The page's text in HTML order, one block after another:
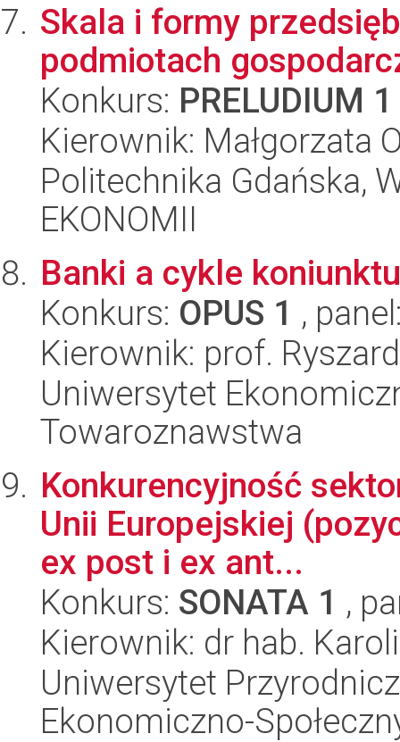
Skala i formy
podmiotach
Konkurs: PRELUDIUM 1
Kierownik: Małgorzata
Politechnika Gdańska,
EKONOMII
Banki a cykle
Konkurs: OPUS 1 ,
Kierownik: prof.
Uniwersytet
Towaroznawstwa
Konkurencyjność
Unii Europejskiej
ex post i ex ant...
Konkurs: SONATA 1 ,
Kierownik: dr hab.
Uniwersytet
Ekonomiczno-